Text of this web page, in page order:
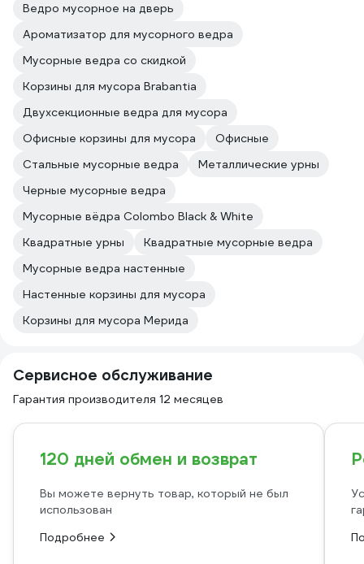
Ведро мусорное на дверь
Ароматизатор для мусорного ведра
Мусорные ведра со скидкой
Корзины для мусора Brabantia
Двухсекционные ведра для мусора
Офисные корзины для мусора
Офисные
Стальные мусорные ведра
Металлические урны
Черные мусорные ведра
Мусорные вёдра Colombo Black & White
Квадратные урны
Квадратные мусорные ведра
Мусорные ведра настенные
Настенные корзины для мусора
Корзины для мусора Мерида
Сервисное обслуживание
Гарантия производителя 12 месяцев
120 дней обмен и возврат
Вы можете вернуть товар, который не был
использован
Подробнее